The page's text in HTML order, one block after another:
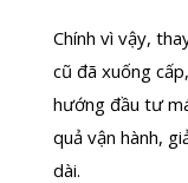
Chính vì vậy,
cũ đã xuống
hướng đầu tư
quả vận hành,
dài.